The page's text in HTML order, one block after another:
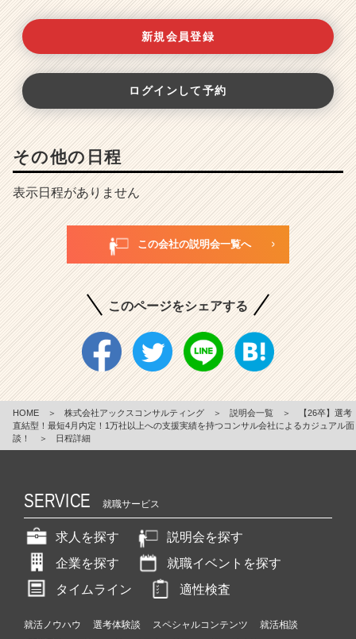
新規会員登録
ログインして予約
その他の日程
表示日程がありません
この会社の説明会一覧へ
このページをシェアする
HOME ＞ 株式会社アックスコンサルティング ＞ 説明会一覧 ＞
【26卒】選考
直結型！最短4月内定！1万社以上への支援実績を持つコンサル会社によるカジュアル面
談！
＞ 日程詳細
SERVICE 就職サービス
求人を探す
説明会を探す
企業を探す
就職イベントを探す
タイムライン
適性検査
就活ノウハウ 選考体験談 スペシャルコンテンツ
就活相談